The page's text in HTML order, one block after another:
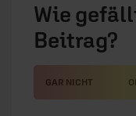
Wie
Beitrag?
GAR NICHT